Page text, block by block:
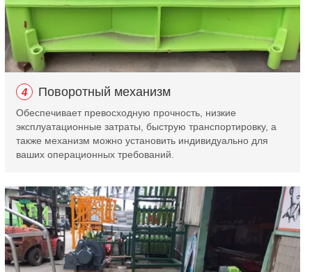
4 Поворотный механизм
Обеспечивает превосходную прочность, низкие
эксплуатационные затраты, быструю транспортировку, а
также механизм можно установить индивидуально для
ваших операционных требований.